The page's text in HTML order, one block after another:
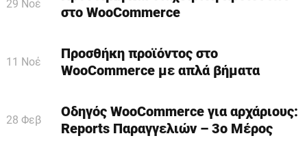
29 Νοέ
στο WooCommerce
11 Νοέ
Προσθήκη προϊόντος στο
WooCommerce με απλά βήματα
28 Φεβ
Οδηγός WooCommerce για αρχάριους:
Reports Παραγγελιών – 3ο Μέρος